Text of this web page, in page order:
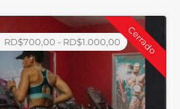
RD$700,00 - RD$1.000,00 Cerrado